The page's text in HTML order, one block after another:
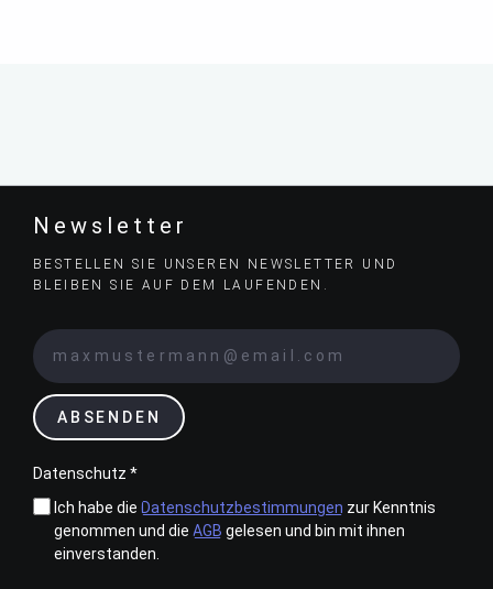
Newsletter
BESTELLEN SIE UNSEREN NEWSLETTER UND
BLEIBEN SIE AUF DEM LAUFENDEN.
ABSENDEN
Datenschutz *
Ich habe die Datenschutzbestimmungen zur Kenntnis
genommen und die AGB gelesen und bin mit ihnen
einverstanden.